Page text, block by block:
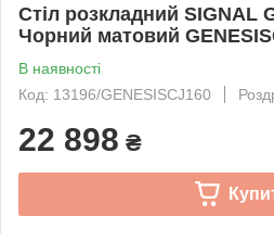
Стіл розкладний SIGNAL
Чорний матовий
В наявності
Код: 13196/GENESISCJ160
22 898 ₴